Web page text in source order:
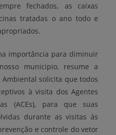
fechados, as caixas
tratadas o ano todo e
importância para diminuir
município, resume a
solicita que todos
à visita dos Agentes
(ACEs), para que suas
durante as visitas às
e controle do vetor